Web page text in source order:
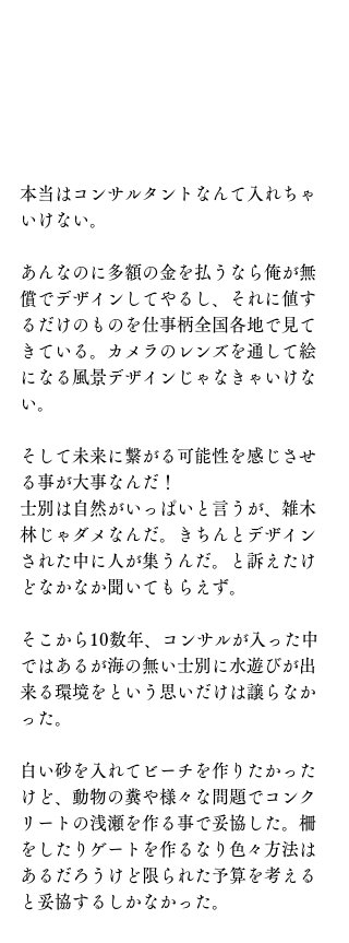
本当はコンサルタントなんて入れちゃ
いけない。
あんなのに多額の金を払うなら俺が無
償でデザインしてやるし、それに値す
るだけのものを仕事柄全国各地で見て
きている。カメラのレンズを通して絵
になる風景デザインじゃなきゃいけな
い。
そして未来に繋がる可能性を感じさせ
る事が大事なんだ！
士別は自然がいっぱいと言うが、雑木
林じゃダメなんだ。きちんとデザイン
された中に人が集うんだ。と訴えたけ
どなかなか聞いてもらえず。
そこから10数年、コンサルが入った中
ではあるが海の無い士別に水遊びが出
来る環境をという思いだけは譲らなか
った。
白い砂を入れてビーチを作りたかった
けど、動物の糞や様々な問題でコンク
リートの浅瀬を作る事で妥協した。柵
をしたりゲートを作るなり色々方法は
あるだろうけど限られた予算を考える
と妥協するしかなかった。